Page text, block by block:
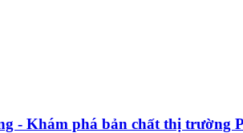
- Khám phá bản chất thị trường